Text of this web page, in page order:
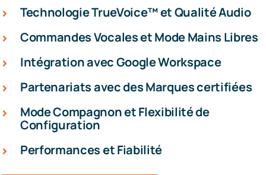
Technologie TrueVoice™ et Qualité Audio
Commandes Vocales et Mode Mains Libres
Intégration avec Google Workspace
Partenariats avec des Marques certifiées
Mode Compagnon et Flexibilité de
Configuration
Performances et Fiabilité